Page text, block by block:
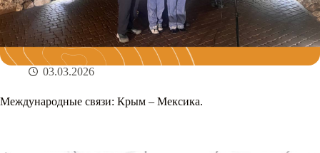
03.03.2026
Международные связи: Крым – Мексика.